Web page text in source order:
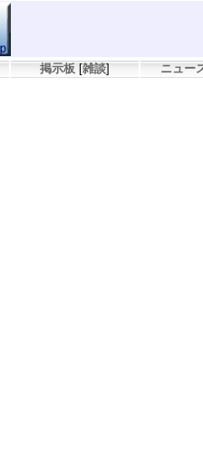
掲示板 [雑談] ニュー